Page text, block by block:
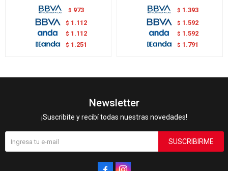
$ 973
$ 1.112
$ 1.112
$ 1.251
$ 1.393
$ 1.592
$ 1.592
$ 1.791
Newsletter
¡Suscribite y recibí todas nuestras novedades!
SUSCRIBIRME